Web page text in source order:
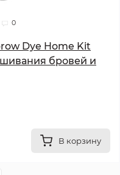
0
Dye Home Kit
бровей и
В корзину